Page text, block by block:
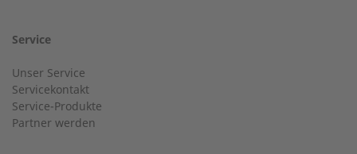
Nachname
Ort
24-h-Service bis 50 kW
Service Hotline für eine Installation bis 50 kW (g-box 20
und g-box 50).
+49 (0) 2568 9347-2707
Service
Unser Service
Servicekontakt
Service-Produkte
Partner werden